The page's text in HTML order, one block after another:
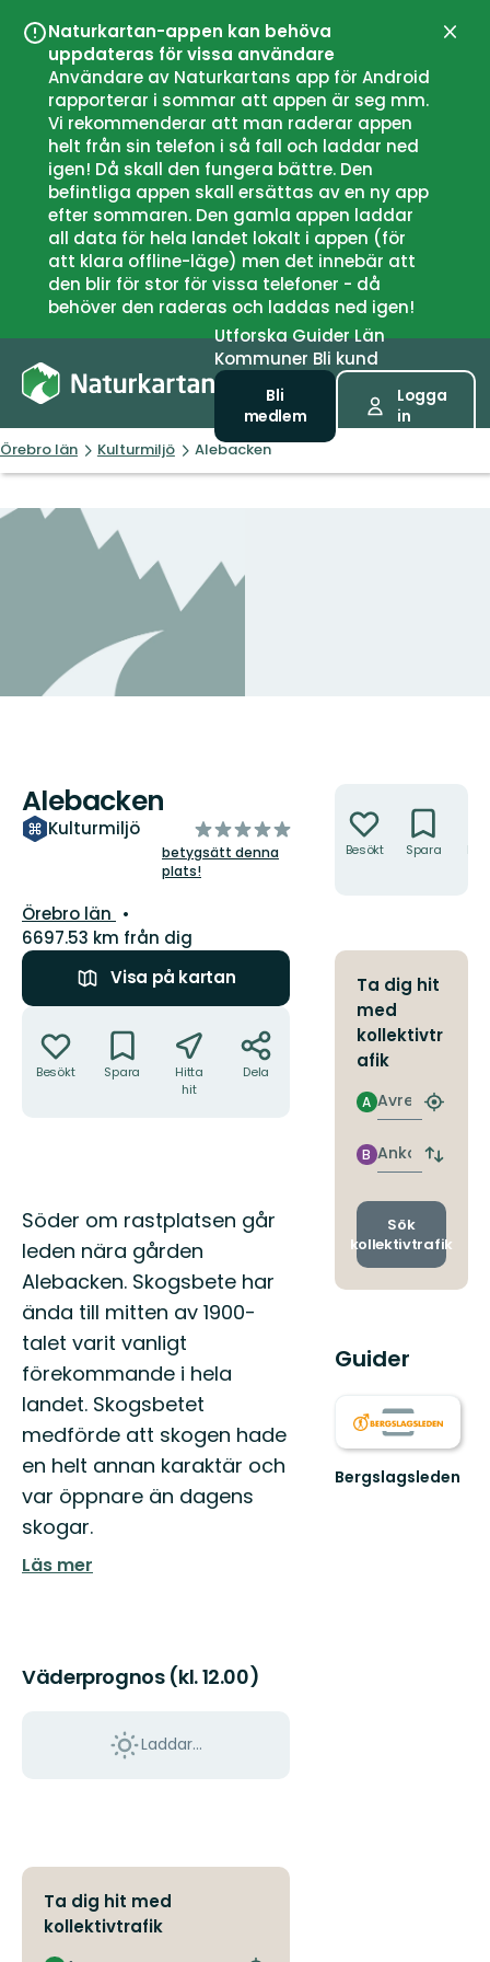
Naturkartan-appen kan behöva
uppdateras för vissa användare
Användare av Naturkartans app för Android
rapporterar i sommar att appen är seg mm.
Vi rekommenderar att man raderar appen
helt från sin telefon i så fall och laddar ned
igen! Då skall den fungera bättre. Den
befintliga appen skall ersättas av en ny app
efter sommaren. Den gamla appen laddar
all data för hela landet lokalt i appen (för
att klara offline-läge) men det innebär att
den blir för stor för vissa telefoner - då
behöver den raderas och laddas ned igen!
UtforskaGuiderLän
Kommuner Bli kund
Bli
medlem
Logga
in
Örebro län Kulturmiljö Alebacken
Alebacken
Kulturmiljö
av
5
stjärnor
betygsätt denna
plats!
Län:
Örebro län
6697.53 km från dig
Visa på kartan
Besökt Spara
Hitta
hit
Dela
Beskrivning
Söder om rastplatsen går
leden nära gården
Alebacken. Skogsbete har
ända till mitten av 1900-
talet varit vanligt
förekommande i hela
landet. Skogsbetet
medförde att skogen hade
en helt annan karaktär och
var öppnare än dagens
skogar.
Läs mer
Väderprognos (kl. 12.00)
Laddar...
Ta dig hit med
kollektivtrafik
Besökt Spara
Ta dig hit
med
kollektivtr
afik
Avresa
A
Hitta
Ankomst
B
Byt
och
Sök
kollektivtrafik
Guider
Bergslagsleden